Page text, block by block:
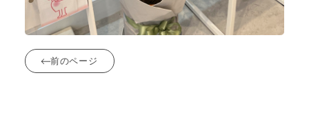
前のページ